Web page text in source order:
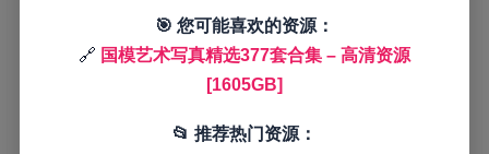
🎯 您可能喜欢的资源：
🔗 国模艺术写真精选377套合集 – 高清资源
[1605GB]
📂 推荐热门资源：